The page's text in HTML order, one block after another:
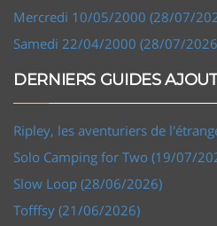
Mercredi 10/05/2000 (28/07/
Samedi 22/04/2000 (28/07/
DERNIERS GUIDES
Ripley, les aventuriers de
Solo Camping for Two (19/07/
Slow Loop (28/06/2026)
Tofffsy (21/06/2026)